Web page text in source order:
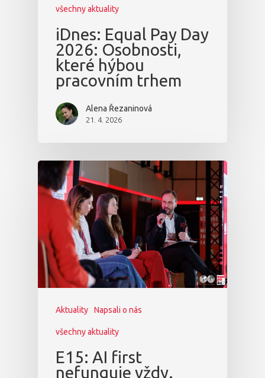
všechny aktuality
iDnes: Equal Pay Day
2026: Osobnosti,
které hýbou
pracovním trhem
Alena Řezaninová
21. 4. 2026
Aktuality Napsali o nás
všechny aktuality
E15: AI first
nefunguje vždy.